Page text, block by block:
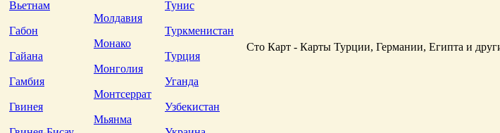
Вьетнам
Габон
Гайана
Гамбия
Гвинея
Молдавия
Монако
Монголия
Монтсеррат
Мьянма
Тунис
Туркменистан
Турция
Уганда
Узбекистан
Сто Карт - Карты Турции, Германии, Египта и